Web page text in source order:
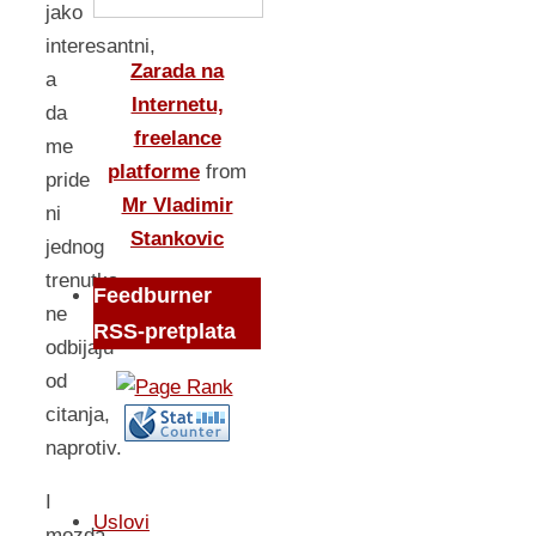
jako
interesantni,
a
da
me
pride
ni
jednog
trenutka
ne
odbijaju
od
citanja,
naprotiv.
I
Zarada na
Internetu,
freelance
platforme from
Mr Vladimir
Stankovic
Feedburner
RSS-pretplata
Uslovi